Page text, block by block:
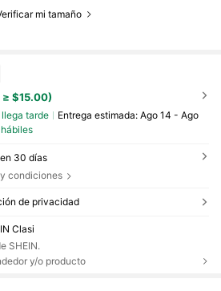
mi tamaño
$15.00)
tarde Entrega estimada: Ago 14 - Ago
30 días
condiciones
de privacidad
Clasi
SHEIN.
y/o producto